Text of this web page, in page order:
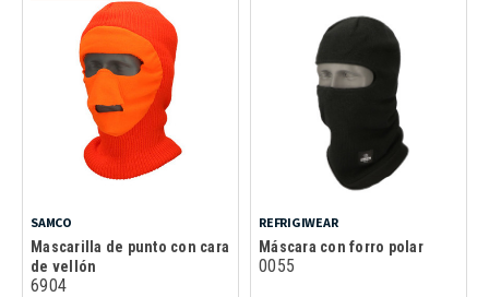
SAMCO
Mascarilla de punto con cara
de vellón
6904
REFRIGIWEAR
Máscara con forro polar
0055